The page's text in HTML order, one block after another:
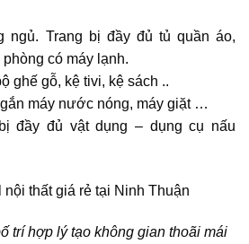
ngủ. Trang bị đầy đủ tủ quần áo,
có máy lạnh.
ghế gỗ, kệ tivi, kệ sách ..
máy nước nóng, máy giặt …
đầy đủ vật dụng – dụng cụ nấu
trí hợp lý tạo không gian thoãi mái